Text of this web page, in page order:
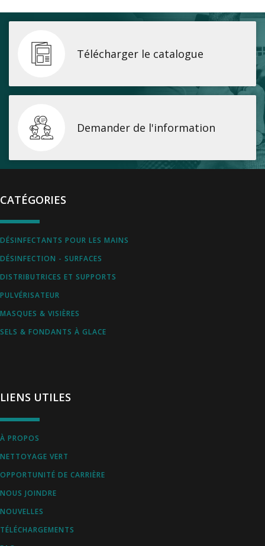
Télécharger le catalogue
Demander de l'information
CATÉGORIES
DÉSINFECTANTS POUR LES MAINS
DÉSINFECTION - SURFACES
DISTRIBUTRICES ET SUPPORTS
PULVÉRISATEUR
MASQUES & VISIÈRES
SELS & FONDANTS À GLACE
LIENS UTILES
À PROPOS
NETTOYAGE VERT
OPPORTUNITÉ DE CARRIÈRE
NOUS JOINDRE
NOUVELLES
TÉLÉCHARGEMENTS